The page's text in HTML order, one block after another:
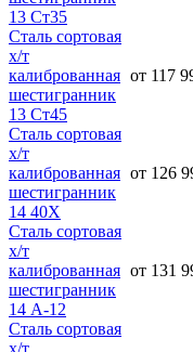
13 Ст35
Сталь сортовая
х/т
калиброванная
шестигранник
13 Ст45
от 117
Сталь сортовая
х/т
калиброванная
шестигранник
14 40Х
от 126
Сталь сортовая
х/т
калиброванная
шестигранник
14 А-12
от 131
Сталь сортовая
х/т